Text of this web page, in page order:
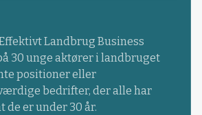
Landbrug Business
30 unge aktører i landbruget
positioner eller
bedrifter, der alle har
de er under 30 år.